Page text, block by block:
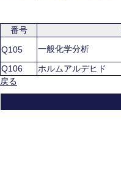
番号
Q105
一般化学分析
Q106
ホルムアルデヒド
戻る